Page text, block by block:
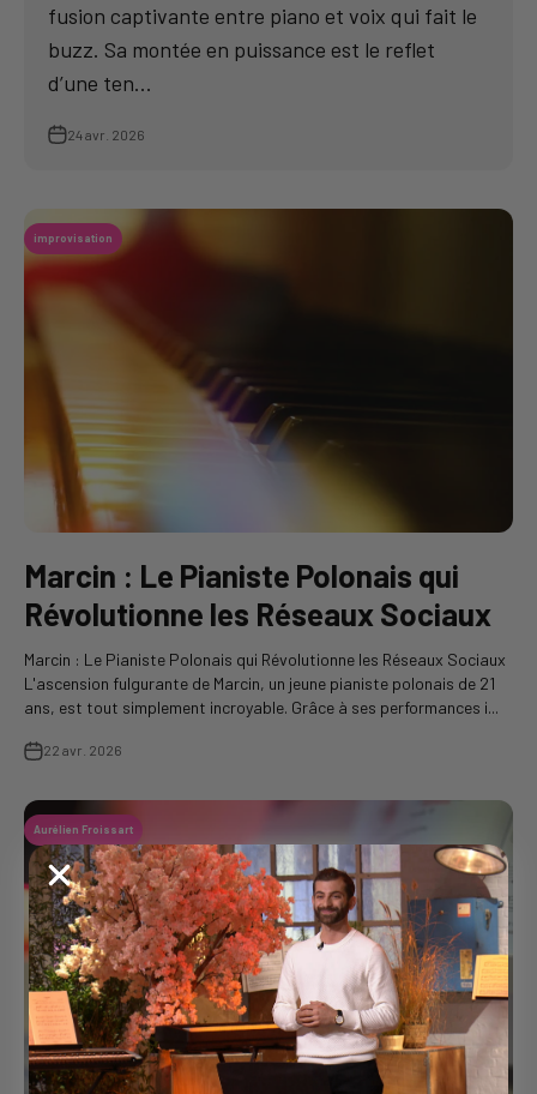
fusion captivante entre piano et voix qui fait le
buzz. Sa montée en puissance est le reflet
d’une ten...
24 avr. 2026
improvisation
Marcin : Le Pianiste Polonais qui
Révolutionne les Réseaux Sociaux
Marcin : Le Pianiste Polonais qui Révolutionne les Réseaux Sociaux
L'ascension fulgurante de Marcin, un jeune pianiste polonais de 21
ans, est tout simplement incroyable. Grâce à ses performances i...
22 avr. 2026
Aurélien Froissart